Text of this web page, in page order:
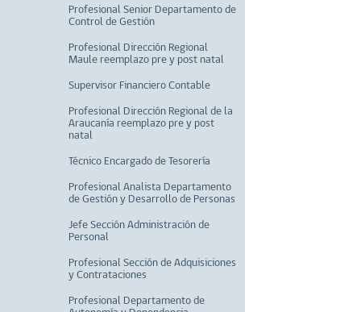
Profesional Senior Departamento de
Control de Gestión
Profesional Dirección Regional
Maule reemplazo pre y post natal
Supervisor Financiero Contable
Profesional Dirección Regional de la
Araucanía reemplazo pre y post
natal
Técnico Encargado de Tesorería
Profesional Analista Departamento
de Gestión y Desarrollo de Personas
Jefe Sección Administración de
Personal
Profesional Sección de Adquisiciones
y Contrataciones
Profesional Departamento de